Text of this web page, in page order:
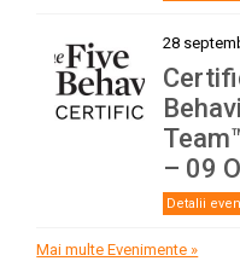
28
– 09
Detalii
Mai multe Evenimente »